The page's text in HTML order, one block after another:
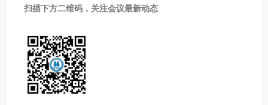
扫描下方二维码，关注会议最新动态